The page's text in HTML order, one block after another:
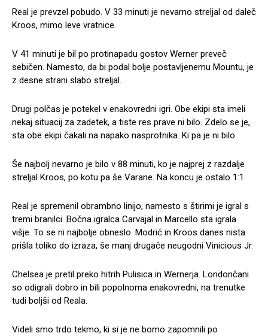
Real je prevzel pobudo. V 33 minuti je nevarno streljal od daleč
Kroos, mimo leve vratnice.
V 41 minuti je bil po protinapadu gostov Werner preveč
sebičen. Namesto, da bi podal bolje postavljenemu Mountu, je
z desne strani slabo streljal.
Drugi polčas je potekel v enakovredni igri. Obe ekipi sta imeli
nekaj situacij za zadetek, a tiste res prave ni bilo. Zdelo se je,
sta obe ekipi čakali na napako nasprotnika. Ki pa je ni bilo.
Še najbolj nevarno je bilo v 88 minuti, ko je najprej z razdalje
streljal Kroos, po kotu pa še Varane. Na koncu je ostalo 1:1.
Real je spremenil obrambno linijo, namesto s štirimi je igral s
tremi branilci. Bočna igralca Carvajal in Marcello sta igrala
višje. To se ni najbolje obneslo. Modrić in Kroos danes nista
prišla toliko do izraza, še manj drugače neugodni Vinicious Jr.
Chelsea je pretil preko hitrih Pulisica in Wernerja. Londončani
so odigrali dobro in bili popolnoma enakovredni, na trenutke
tudi boljši od Reala.
Videli smo trdo tekmo, ki si je ne bomo zapomnili po